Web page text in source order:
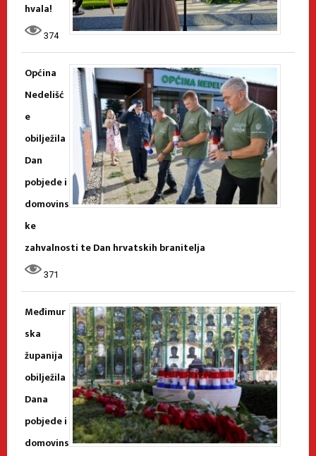
hvala!
374
Općina
Nedelišć
e
obilježila
Dan
pobjede i
domovins
ke
zahvalnosti te Dan hrvatskih branitelja
371
Međimur
ska
županija
obilježila
Dana
pobjede i
domovins